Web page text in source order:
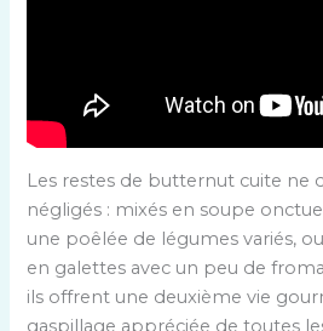
Les restes de butternut cuite ne
négligés : mixés en soupe
une poêlée de légumes variés,
en galettes avec un peu de
ils offrent une deuxième vie
gaspillage appréciée de toutes